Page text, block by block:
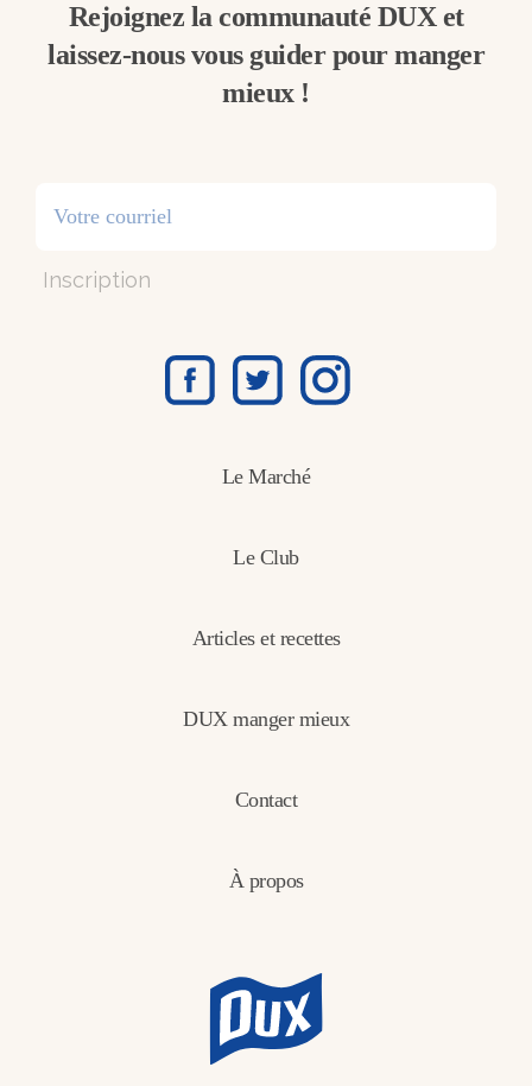
Rejoignez la communauté DUX et
laissez-nous vous guider pour manger
mieux !
Inscription
Le Marché
Le Club
Articles et recettes
DUX manger mieux
Contact
À propos